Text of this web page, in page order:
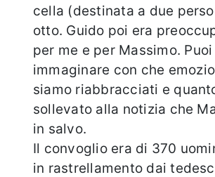
cella (destinata a due
otto. Guido poi era
per me e per Massimo. Puoi
immaginare con che
siamo riabbracciati e
sollevato alla notizia che
in salvo.
Il convoglio era di 370
in rastrellamento dai